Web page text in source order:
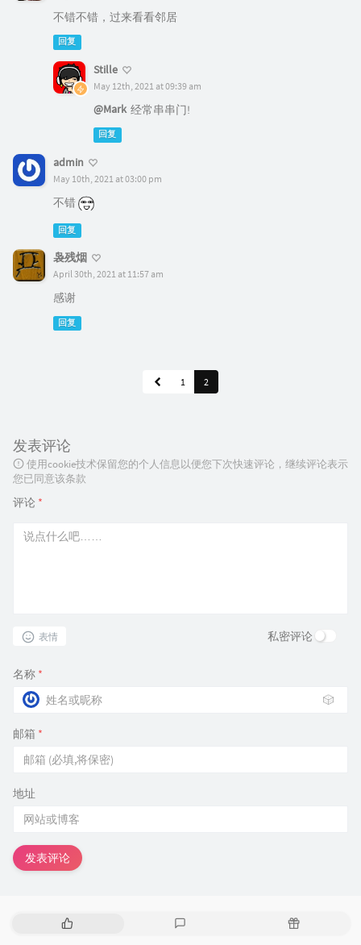
不错不错，过来看看邻居
回复
Stille
May 12th, 2021 at 09:39 am
@Mark 经常串串门!
回复
admin
May 10th, 2021 at 03:00 pm
不错
回复
袅残烟
April 30th, 2021 at 11:57 am
感谢
回复
1 2
发表评论
使用cookie技术保留您的个人信息以便您下次快速评论，继续评论表示
您已同意该条款
评论 *
表情 私密评论
名称 *
🎲
邮箱 *
地址
发表评论
热
随